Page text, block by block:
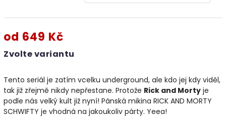
od 649 Kč
Zvolte variantu
Tento seriál je zatím vcelku underground, ale kdo jej kdy viděl,
tak již zřejmě nikdy nepřestane. Protože Rick and Morty je
podle nás velký kult již nyní! Pánská mikina RICK AND MORTY
SCHWIFTY je vhodná na jakoukoliv párty. Yeea!